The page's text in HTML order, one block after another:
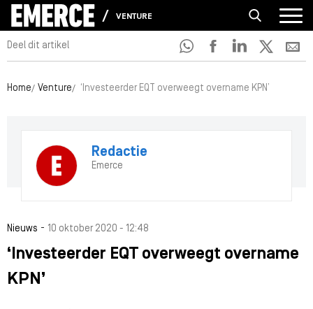
VENTURE
Deel dit artikel
Home Venture ‘Investeerder EQT overweegt overname KPN’
Redactie
Emerce
Nieuws - 10 oktober 2020 - 12:48
‘Investeerder EQT overweegt overname
KPN’